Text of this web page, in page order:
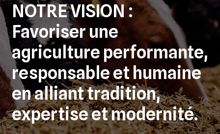
NOTRE VISION :
Favoriser une
agriculture performante,
responsable et humaine
en alliant tradition,
expertise et modernité.